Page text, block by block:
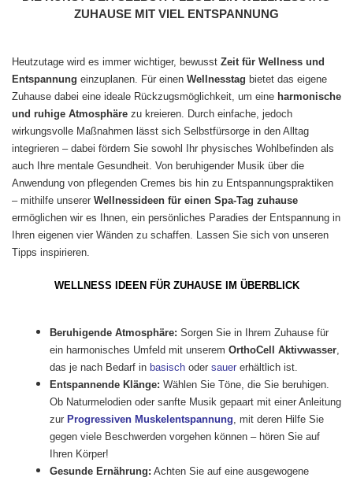
ZUHAUSE MIT VIEL ENTSPANNUNG
Heutzutage wird es immer wichtiger, bewusst Zeit für Wellness und
Entspannung einzuplanen. Für einen Wellnesstag bietet das eigene
Zuhause dabei eine ideale Rückzugsmöglichkeit, um eine harmonische
und ruhige Atmosphäre zu kreieren. Durch einfache, jedoch
wirkungsvolle Maßnahmen lässt sich Selbstfürsorge in den Alltag
integrieren – dabei fördern Sie sowohl Ihr physisches Wohlbefinden als
auch Ihre mentale Gesundheit. Von beruhigender Musik über die
Anwendung von pflegenden Cremes bis hin zu Entspannungspraktiken
– mithilfe unserer Wellnessideen für einen Spa-Tag zuhause
ermöglichen wir es Ihnen, ein persönliches Paradies der Entspannung in
Ihren eigenen vier Wänden zu schaffen. Lassen Sie sich von unseren
Tipps inspirieren.
WELLNESS IDEEN FÜR ZUHAUSE IM ÜBERBLICK
Beruhigende Atmosphäre: Sorgen Sie in Ihrem Zuhause für
ein harmonisches Umfeld mit unserem OrthoCell Aktivwasser,
das je nach Bedarf in basisch oder sauer erhältlich ist.
Entspannende Klänge: Wählen Sie Töne, die Sie beruhigen.
Ob Naturmelodien oder sanfte Musik gepaart mit einer Anleitung
zur Progressiven Muskelentspannung, mit deren Hilfe Sie
gegen viele Beschwerden vorgehen können – hören Sie auf
Ihren Körper!
Gesunde Ernährung: Achten Sie auf eine ausgewogene